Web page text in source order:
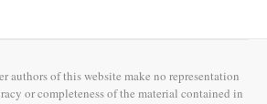
authors of this website make no representation
or completeness of the material contained in